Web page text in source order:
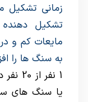
زمانی تشکیل
تشکیل
مایعات کم و
به سنگ ها را
1
یا سنگ های